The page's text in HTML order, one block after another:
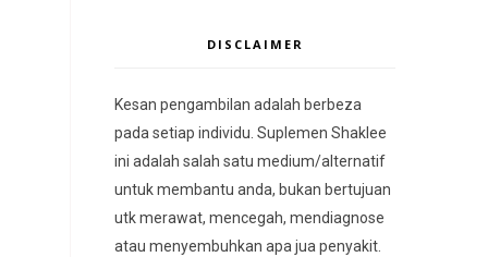
DISCLAIMER
Kesan pengambilan adalah berbeza
pada setiap individu. Suplemen Shaklee
ini adalah salah satu medium/alternatif
untuk membantu anda, bukan bertujuan
utk merawat, mencegah, mendiagnose
atau menyembuhkan apa jua penyakit.